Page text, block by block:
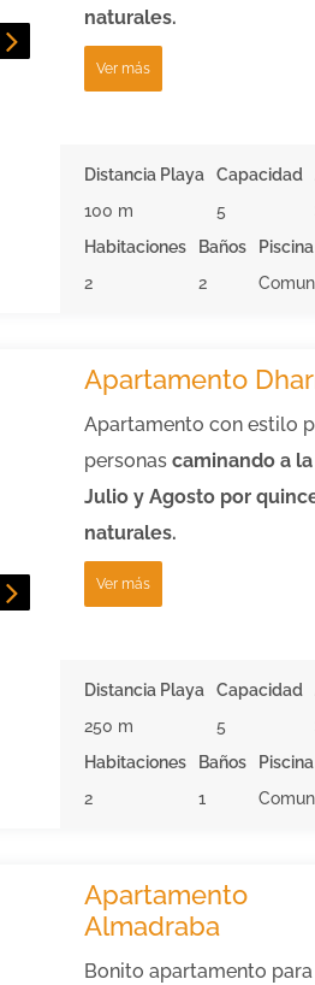
naturales.
Ver más
Distancia Playa
100 m
Capacidad
5
Habitaciones
2
Baños
2
Piscina
Apartamento
Apartamento con estilo
personas caminando a
Julio y Agosto por
naturales.
Ver más
Distancia Playa
250 m
Capacidad
5
Habitaciones
2
Baños
1
Piscina
Apartamento
Almadraba
Bonito apartamento para